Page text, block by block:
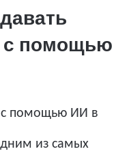
с помощью
с помощью ИИ в
из самых